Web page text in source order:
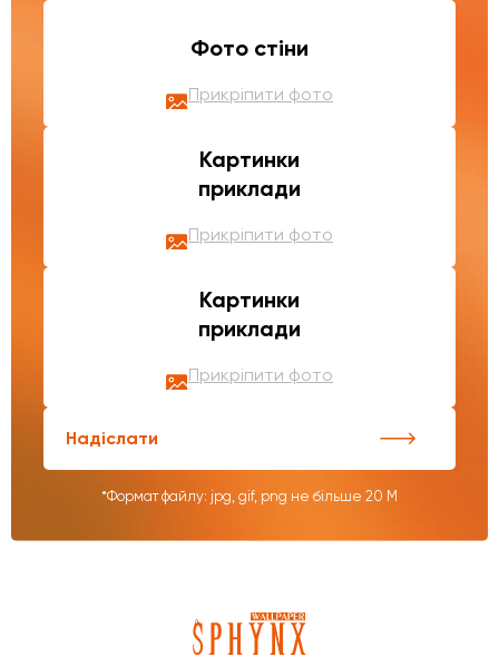
Фото стіни
Прикріпити фото
Картинки
приклади
Прикріпити фото
Картинки
приклади
Прикріпити фото
Надіслати
*Формат файлу: jpg, gif, png не більше 20 М